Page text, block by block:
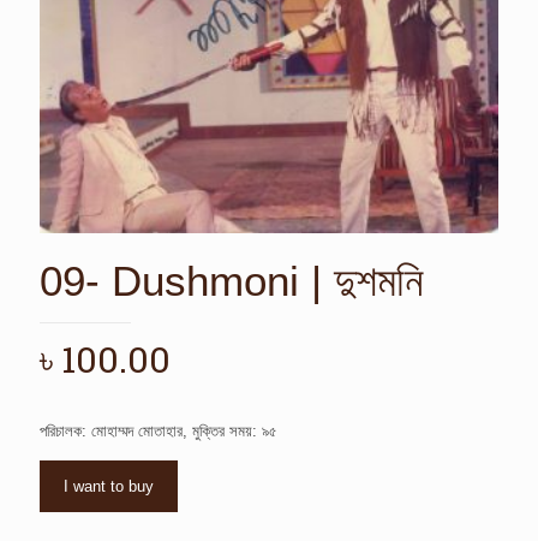
09- Dushmoni | দুশমনি
৳ 100.00
পরিচালক: মোহাম্মদ মোতাহার, মুক্তির সময়: ৯৫
I want to buy